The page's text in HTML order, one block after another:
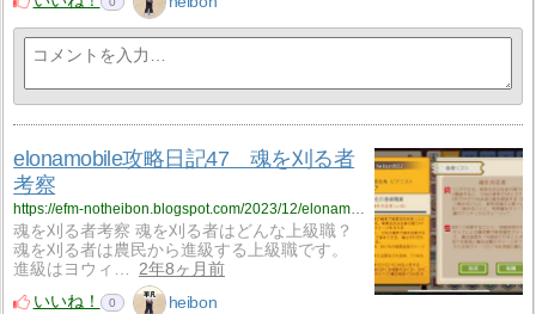
elonamobile攻略日記47 魂を刈る者
考察
https://efm-notheibon.blogspot.com/2023/12/elonamobile47.html
魂を刈る者考察 魂を刈る者はどんな上級職？
魂を刈る者は農民から進級する上級職です。
進級はヨウィ…
2年8ヶ月前
いいね！
0 heibon